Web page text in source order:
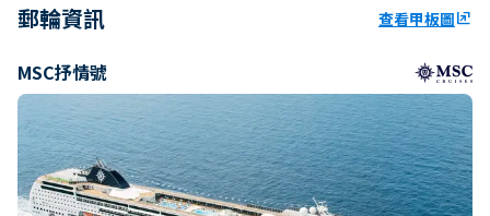
郵輪資訊 查看甲板圖ungroup
MSC抒情號